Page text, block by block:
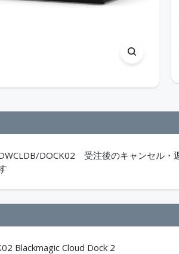
DOCK02 受注後のキャンセル
Blackmagic Cloud Dock 2